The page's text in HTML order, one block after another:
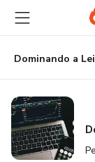
para
conteúdo
principal
para
pagamento
para
rodapé